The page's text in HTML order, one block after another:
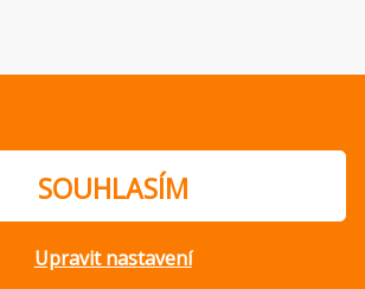
SOUHLASÍM
Upravit nastavení